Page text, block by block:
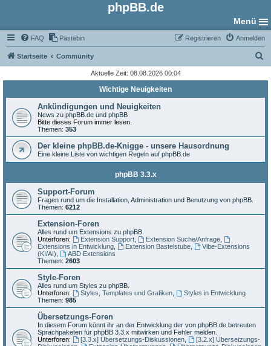
phpBB.de
Menü
FAQ Pastebin Anmelden
Registrieren
Startseite Community
h
Aktuelle Zeit: 08.08.2026 00:04
Wichtige Neuigkeiten
Ankündigungen und Neuigkeiten
News zu phpBB.de und phpBB
Bitte dieses Forum immer lesen.
Themen: 353
Der kleine phpBB.de-Knigge - unsere Hausordnung
Eine kleine Liste von wichtigen Regeln auf phpBB.de
phpBB 3.3.x
Support-Forum
Fragen rund um die Installation, Administration und Benutzung von phpBB.
Themen: 6212
Extension-Foren
Alles rund um Extensions zu phpBB.
Unterforen:
Extension Support, Extension Suche/Anfrage,
Extensions in Entwicklung
Extension Bastelstube,
Vibe-Extensions
(KI/AI)
ABD Extensions
Themen: 2603
Style-Foren
Alles rund um Styles zu phpBB.
Unterforen:
Styles, Templates und Grafiken,
Styles in Entwicklung
Themen: 985
Übersetzungs-Foren
In diesem Forum könnt ihr an der Entwicklung der von phpBB.de betreuten
Sprachpaketen für phpBB 3.3.x mitwirken und Fehler melden.
Unterforen:
[3.3.x] Übersetzungs-Diskussionen,
[3.2.x] Übersetzungs-